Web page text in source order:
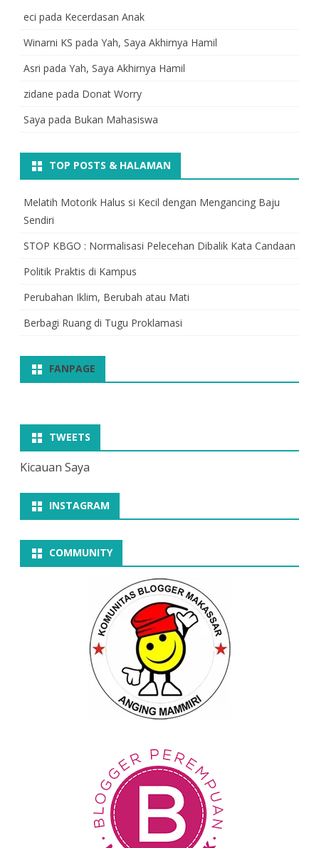
eci pada Kecerdasan Anak
Winarni KS pada Yah, Saya Akhirnya Hamil
Asri pada Yah, Saya Akhirnya Hamil
zidane pada Donat Worry
Saya pada Bukan Mahasiswa
TOP POSTS & HALAMAN
Melatih Motorik Halus si Kecil dengan Mengancing Baju
Sendiri
STOP KBGO : Normalisasi Pelecehan Dibalik Kata Candaan
Politik Praktis di Kampus
Perubahan Iklim, Berubah atau Mati
Berbagi Ruang di Tugu Proklamasi
FANPAGE
TWEETS
Kicauan Saya
INSTAGRAM
COMMUNITY